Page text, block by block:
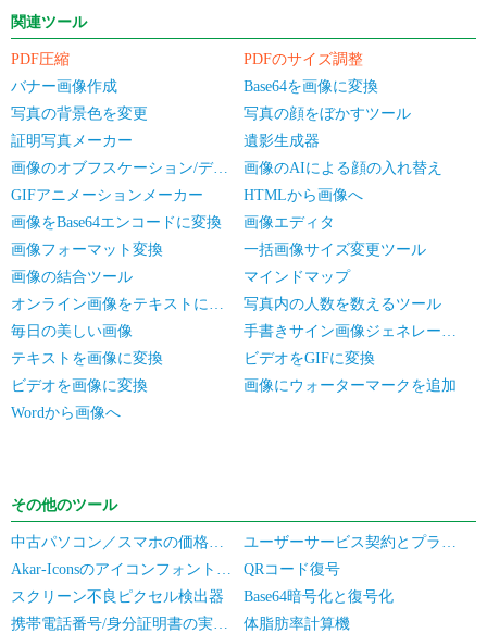
関連ツール
PDF圧縮
PDFのサイズ調整
バナー画像作成
Base64を画像に変換
写真の背景色を変更
写真の顔をぼかすツール
証明写真メーカー
遺影生成器
画像のオブフスケーション/デオブフスケーション
画像のAIによる顔の入れ替え
GIFアニメーションメーカー
HTMLから画像へ
画像をBase64エンコードに変換
画像エディタ
画像フォーマット変換
一括画像サイズ変更ツール
画像の結合ツール
マインドマップ
オンライン画像をテキストに変換
写真内の人数を数えるツール
毎日の美しい画像
手書きサイン画像ジェネレーター
テキストを画像に変換
ビデオをGIFに変換
ビデオを画像に変換
画像にウォーターマークを追加
Wordから画像へ
その他のツール
中古パソコン／スマホの価格見積もり
ユーザーサービス契約とプライバシーポリシー
Akar-Iconsのアイコンフォントライブラリ
QRコード復号
スクリーン不良ピクセル検出器
Base64暗号化と復号化
携帯電話番号/身分証明書の実名認証の一括確認
体脂肪率計算機